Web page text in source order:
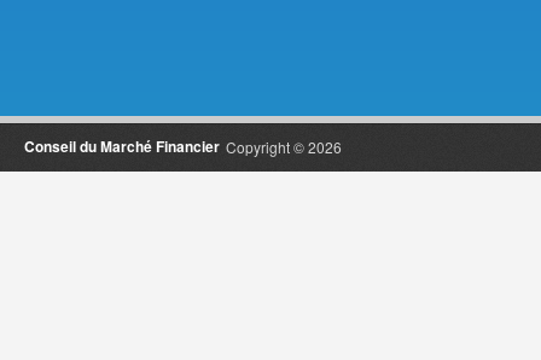
Copyright © 2026
Conseil du Marché Financier